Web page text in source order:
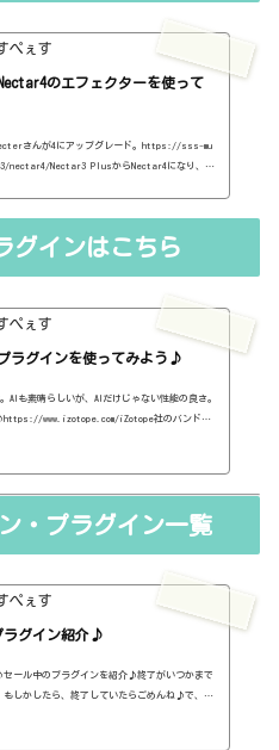
ぺぇす
のエフェクターを使って
さんが4にアップグレード。https://sss-mu
nectar4/Nectar3 PlusからNectar4になり、一
たので、やっとという感じですね。ということ
グインはこちら
ぺぇす
ラグインを使ってみよう♪
AIも素晴らしいが、AIだけじゃない性能の良さ。
www.izotope.com/iZotope社のバンドル
09/10/aurora/BreakTweakerhttps://sss-mus
・プラグイン一覧
ぺぇす
ラグイン紹介♪
セール中のプラグインを紹介♪終了がいつかまで
もしかしたら、終了していたらごめんね♪で、相